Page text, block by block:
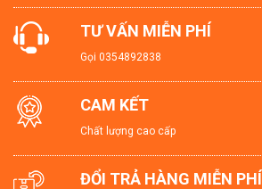
TƯ VẤN MIỄN PHÍ
Gọi 0354892838
CAM KẾT
Chất lượng cao cấp
ĐỔI TRẢ HÀNG MIỄN PHÍ